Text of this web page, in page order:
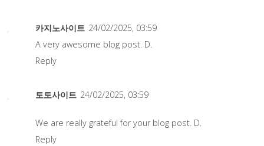
카지노사이트 24/02/2025, 03:59
A very awesome blog post. D.
Reply
토토사이트 24/02/2025, 03:59
We are really grateful for your blog post. D.
Reply